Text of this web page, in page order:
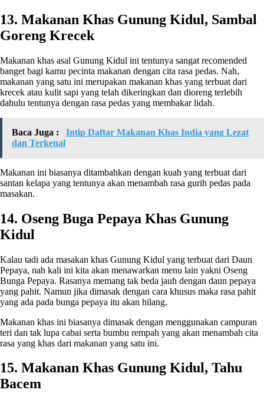
13. Makanan Khas Gunung Kidul, Sambal
Goreng Krecek
Makanan khas asal Gunung Kidul ini tentunya sangat recomended
banget bagi kamu pecinta makanan dengan cita rasa pedas. Nah,
makanan yang satu ini merupakan makanan khas yang terbuat dari
krecek atau kulit sapi yang telah dikeringkan dan dioreng terlebih
dahulu tentunya dengan rasa pedas yang membakar lidah.
Baca Juga :
Intip Daftar Makanan Khas India yang Lezat
dan Terkenal
Makanan ini biasanya ditambahkan dengan kuah yang terbuat dari
santan kelapa yang tentunya akan menambah rasa gurih pedas pada
masakan.
14. Oseng Buga Pepaya Khas Gunung
Kidul
Kalau tadi ada masakan khas Gunung Kidul yang terbuat dari Daun
Pepaya, nah kali ini kita akan menawarkan menu lain yakni Oseng
Bunga Pepaya. Rasanya memang tak beda jauh dengan daun pepaya
yang pahit. Namun jika dimasak dengan cara khusus maka rasa pahit
yang ada pada bunga pepaya itu akan hilang.
Makanan khas ini biasanya dimasak dengan menggunakan campuran
teri dan tak lupa cabai serta bumbu rempah yang akan menambah cita
rasa yang khas dari makanan yang satu ini.
15. Makanan Khas Gunung Kidul, Tahu
Bacem